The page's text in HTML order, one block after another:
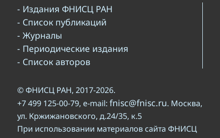
- Издания ФНИСЦ РАН
- Список публикаций
- Журналы
- Периодические издания
- Список авторов
© ФНИСЦ РАН, 2017-2026.
+7 499 125-00-79, e-mail: fnisc@fnisc.ru. Москва,
ул. Кржижановского, д.24/35, к.5
При использовании материалов сайта ФНИСЦ